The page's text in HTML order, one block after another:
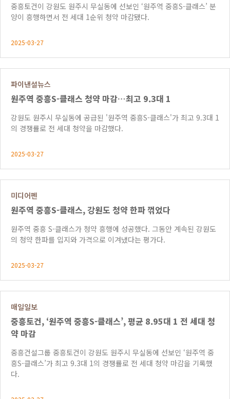
중흥토건이 강원도 원주시 무실동에 선보인 ‘원주역 중흥S-클래스’ 분
양이 흥행하면서 전 세대 1순위 청약 마감됐다.
2025-03-27
파이낸셜뉴스
원주역 중흥S-클래스 청약 마감…최고 9.3대 1
강원도 원주시 무실동에 공급된 '원주역 중흥S-클래스'가 최고 9.3대 1
의 경쟁률로 전 세대 청약을 마감했다.
2025-03-27
미디어펜
원주역 중흥S-클래스, 강원도 청약 한파 꺾었다
원주역 중흥 S-클래스가 청약 흥행에 성공했다. 그동안 계속된 강원도
의 청약 한파를 입지와 가격으로 이겨냈다는 평가다.
2025-03-27
매일일보
중흥토건, ‘원주역 중흥S-클래스’, 평균 8.95대 1 전 세대 청
약 마감
중흥건설그룹 중흥토건이 강원도 원주시 무실동에 선보인 ‘원주역 중
흥S-클래스’가 최고 9.3대 1의 경쟁률로 전 세대 청약 마감을 기록했
다.